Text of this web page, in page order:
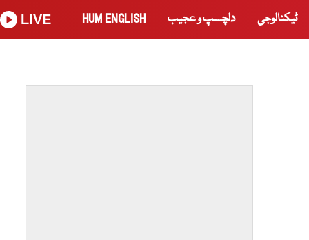
ٹیکنالوجی دلچسپ و عجیب HUM ENGLISH
LIVE